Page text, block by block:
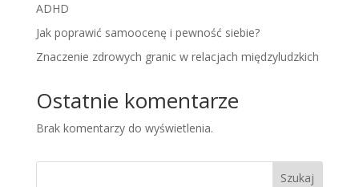
ADHD
Jak poprawić samoocenę i pewność siebie?
Znaczenie zdrowych granic w relacjach międzyludzkich
Ostatnie komentarze
Brak komentarzy do wyświetlenia.
Szukaj